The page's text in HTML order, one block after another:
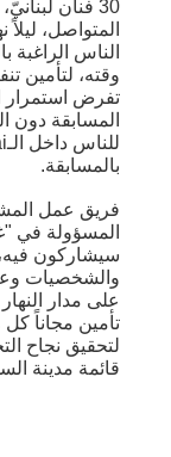
المتواصل،
الناس
وقته، لتأمين
تفرض استمرار
المسابقة دون
بالمسابقة.
فريق عمل
المسؤولة في
سيشاركون
والشخصيات
تأمين مجاناً
لتحقيق نجاح
قائمة مدينة